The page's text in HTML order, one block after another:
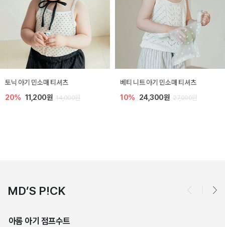
렌디 아기 라운지웨어
10% 18,900원 21,000원
[SIZE ~6Y] 오뎃 라운지웨어
10% 20,700원 23,000원
MD’S P!CK
아롬 아기 점프수트